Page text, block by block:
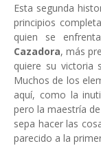
Esta segunda
principios
quien se
Cazadora, más
quiere su victoria
Muchos de los
aquí, como la
pero la maestría de
sepa hacer las
parecido a la